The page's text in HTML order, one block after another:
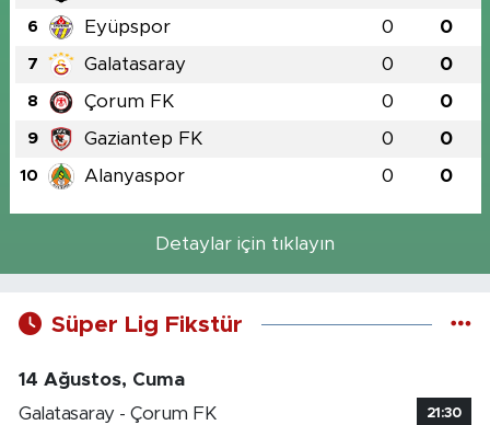
6 Eyüpspor 0 0
7 Galatasaray 0 0
8 Çorum FK 0 0
9 Gaziantep FK 0 0
10 Alanyaspor 0 0
Detaylar için tıklayın
Süper Lig Fikstür
14 Ağustos, Cuma
Galatasaray - Çorum FK
21:30